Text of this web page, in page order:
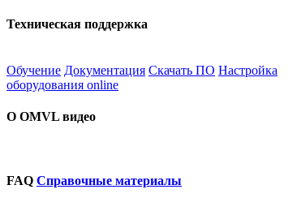
Техническая поддержка
Обучение Документация Скачать ПО Настройка
оборудования online
О OMVL видео
FAQ Справочные материалы